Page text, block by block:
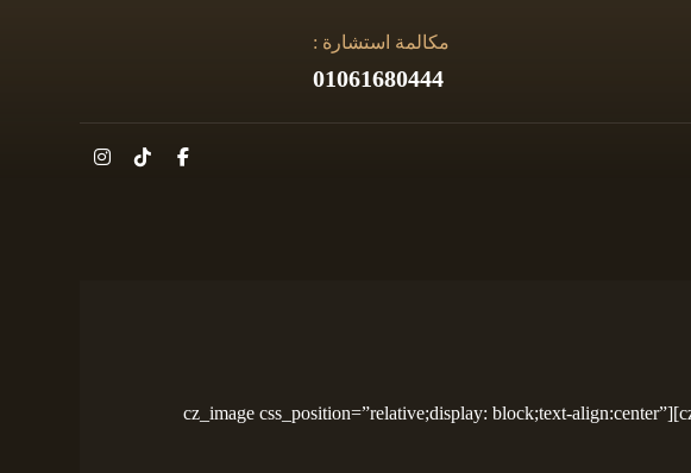
مكالمة استشارة :
01061680444
[cz_image css_position=”relative;display: block;text-align:center” image=”265″ id=”cz_21028″][/cz_image][cz_image css_position=”relative;display: block;text-align:center”